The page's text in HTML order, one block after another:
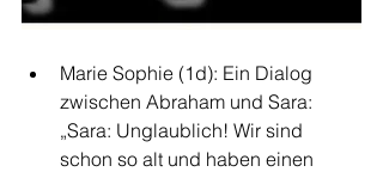
Marie Sophie (1d): Ein Dialog
zwischen Abraham und Sara:
„Sara: Unglaublich! Wir sind
schon so alt und haben einen